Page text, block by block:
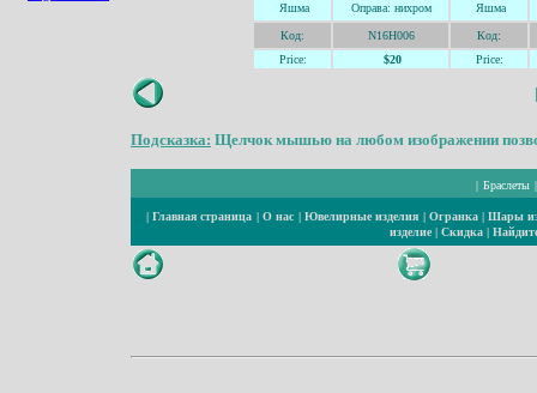
Яшма Оправа: нихром Яшма
Код: N16H006
Код:
Price:
$20 Price:
Подсказка: Щелчок мышью на любом изображении
| Браслеты
| Главная страница | О нас | Ювелирные изделия | Огранка | Шары из
изделие | Скидка |